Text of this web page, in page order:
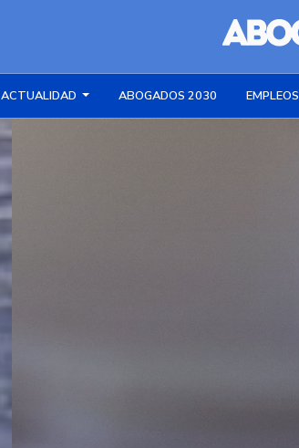
ACTUALIDAD ABOGADOS 2030 EMPLEOS